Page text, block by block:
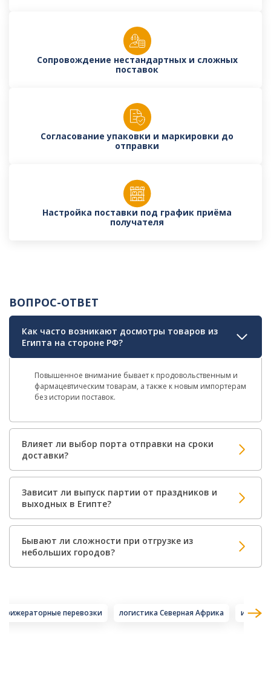
Сопровождение нестандартных и сложных
поставок
Согласование упаковки и маркировки до
отправки
Настройка поставки под график приёма
получателя
ВОПРОС-ОТВЕТ
Как часто возникают досмотры товаров из
Египта на стороне РФ?
Повышенное внимание бывает к продовольственным и
фармацевтическим товарам, а также к новым импортерам
без истории поставок.
Влияет ли выбор порта отправки на сроки
доставки?
Зависит ли выпуск партии от праздников и
выходных в Египте?
Бывают ли сложности при отгрузке из
небольших городов?
перевозки логистика Северная Африка импорт